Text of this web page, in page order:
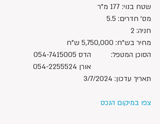
שטח בנוי: 177 מ"ר
מס' חדרים: 5.5
חניה: 2
מחיר בש"ח: 5,750,000 ש"ח
הסוכן המטפל: 	הדס 054-7415005
תאריך עדכון: 3/7/2024
צפו במיקום הנכס